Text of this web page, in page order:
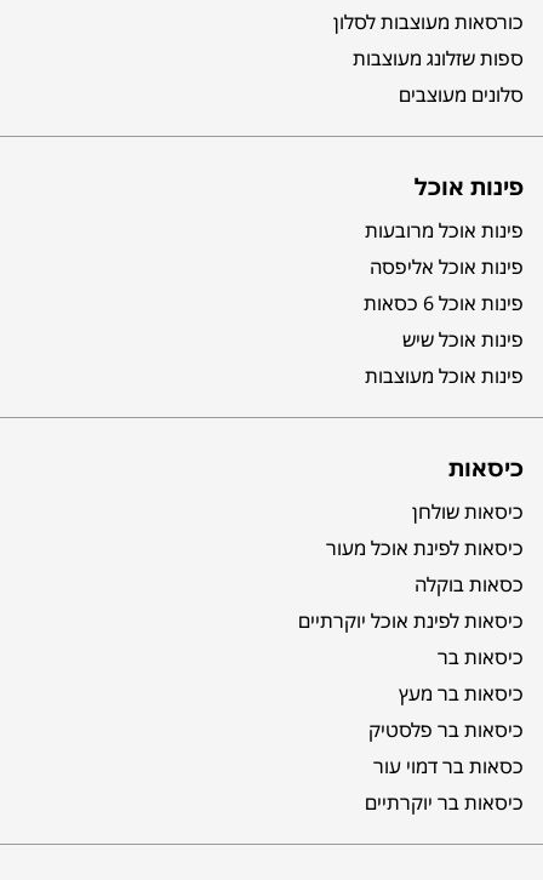
כורסאות מעוצבות לסלון
ספות שזלונג מעוצבות
סלונים מעוצבים
פינות אוכל
פינות אוכל מרובעות
פינות אוכל אליפסה
פינות אוכל 6 כסאות
פינות אוכל שיש
פינות אוכל מעוצבות
כיסאות
כיסאות שולחן
כיסאות לפינת אוכל מעור
כסאות בוקלה
כיסאות לפינת אוכל יוקרתיים
כיסאות בר
כיסאות בר מעץ
כיסאות בר פלסטיק
כסאות בר דמוי עור
כיסאות בר יוקרתיים